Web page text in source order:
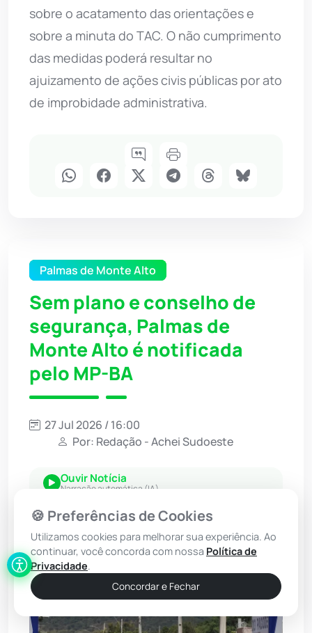
sobre o acatamento das orientações e
sobre a minuta do TAC. O não cumprimento
das medidas poderá resultar no
ajuizamento de ações civis públicas por ato
de improbidade administrativa.
Palmas de Monte Alto
Sem plano e conselho de
segurança, Palmas de
Monte Alto é notificada
pelo MP-BA
27 Jul 2026 / 16:00
Por: Redação - Achei Sudoeste
Ouvir Notícia
Narração automática (IA)
🍪 Preferências de Cookies
Utilizamos cookies para melhorar sua experiência. Ao
continuar, você concorda com nossa Política de
Privacidade.
Concordar e Fechar